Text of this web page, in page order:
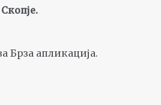
Брза апликација.